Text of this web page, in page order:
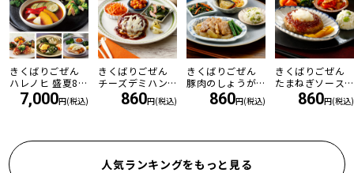
きくばりごぜん
ハレノヒ 盛夏8食
セット ・2026年
7月7,000円(税込)
きくばりごぜん
チーズデミハン
バーグ860円(税込)
きくばりごぜん
豚肉のしょうが
860円(税込)
きくばりごぜん
たまねぎソース
の和風ハンバー
860円(税込)
人気ランキングをもっと見る